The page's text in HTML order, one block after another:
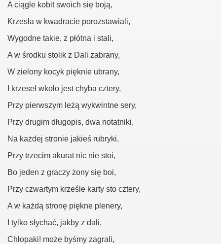
A ciągle kobit swoich się boją,
Krzesła w kwadracie porozstawiali,
Wygodne takie, z płótna i stali,
A w środku stolik z Dali zabrany,
W zielony kocyk pięknie ubrany,
I krzeseł wkoło jest chyba cztery,
Przy pierwszym leżą wykwintne sery,
Przy drugim długopis, dwa notatniki,
Na każdej stronie jakieś rubryki,
Przy trzecim akurat nic nie stoi,
Bo jeden z graczy żony się boi,
Przy czwartym krześle karty sto cztery,
A w każdą stronę piękne plenery,
I tylko słychać, jakby z dali,
Chłopaki! może byśmy zagrali,